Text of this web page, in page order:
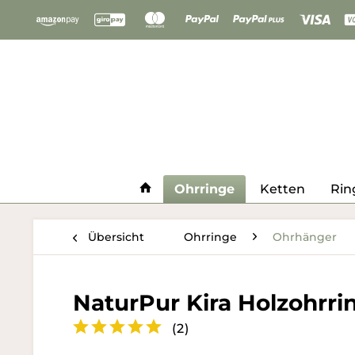
Ohrringe Ketten
Übersicht Ohrringe Ohrhänger
NaturPur Kira
(2)